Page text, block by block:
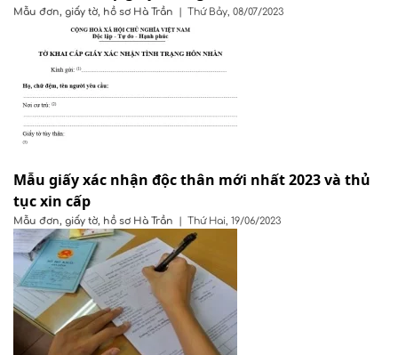
Mẫu đơn, giấy tờ, hồ sơ Hà Trần | Thứ Bảy, 08/07/2023
Mẫu giấy xác nhận độc thân mới nhất 2023 và thủ
tục xin cấp
Mẫu đơn, giấy tờ, hồ sơ Hà Trần | Thứ Hai, 19/06/2023